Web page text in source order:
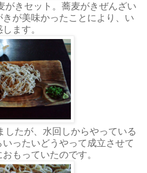
がきセット。蕎麦がきぜんざい
が美味かったことにより、い
ます。
したが、水回しからやっている
いったいどうやって成立させて
もっていたのです。